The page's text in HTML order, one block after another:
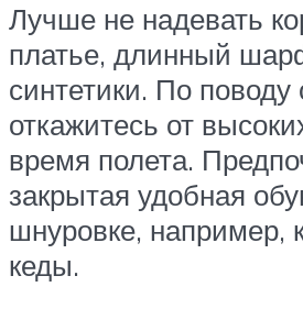
Лучше не надевать
платье, длинный
синтетики. По
откажитесь от
время полета.
закрытая удобная
шнуровке, например,
кеды.